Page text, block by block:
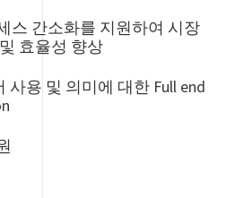
스 간소화를 지원하여 시장
효율성 향상
사용 및 의미에 대한 Full end